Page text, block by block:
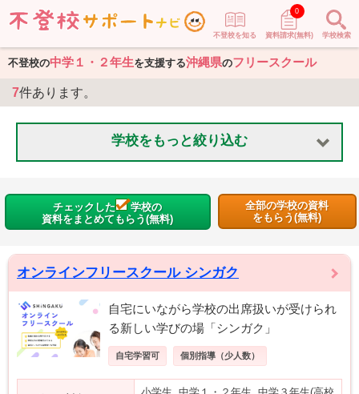
不登校を知る 資料請求(無料)
0
学校検索
不登校の中学１・２年生を支援する沖縄県のフリースクール
7件あります。
学校をもっと絞り込む
チェックした
学校の
資料をまとめてもらう(無料)
全部の学校の資料
をもらう(無料)
オンラインフリースクール シンガク
自宅にいながら学校の出席扱いが受けられ
る新しい学びの場「シンガク」
自宅学習可 個別指導（少人数）